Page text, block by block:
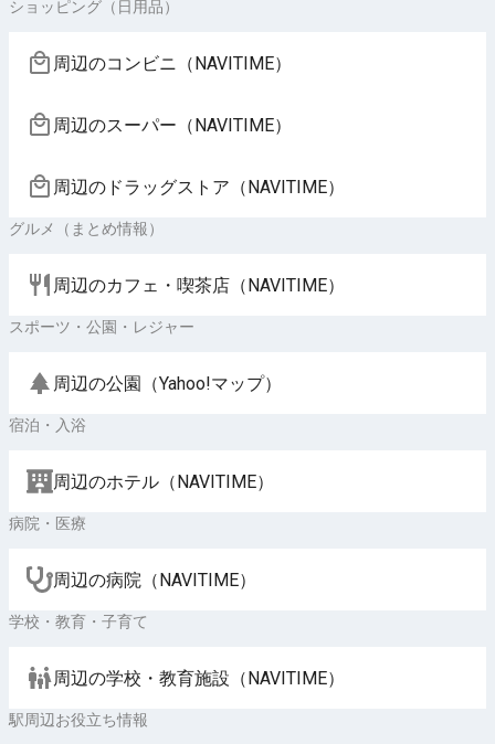
ショッピング（日用品）
周辺のコンビニ（NAVITIME）
周辺のスーパー（NAVITIME）
周辺のドラッグストア（NAVITIME）
グルメ（まとめ情報）
周辺のカフェ・喫茶店（NAVITIME）
スポーツ・公園・レジャー
周辺の公園（Yahoo!マップ）
宿泊・入浴
周辺のホテル（NAVITIME）
病院・医療
周辺の病院（NAVITIME）
学校・教育・子育て
周辺の学校・教育施設（NAVITIME）
駅周辺お役立ち情報